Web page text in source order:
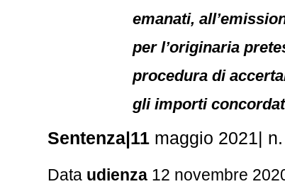
emanati,
per l’originaria
procedura di
gli importi
Sentenza|11 maggio 2021|
Data udienza 12 novembre